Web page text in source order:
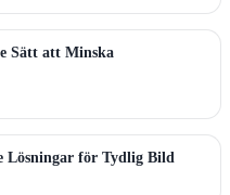
Sätt att Minska
Lösningar för Tydlig Bild